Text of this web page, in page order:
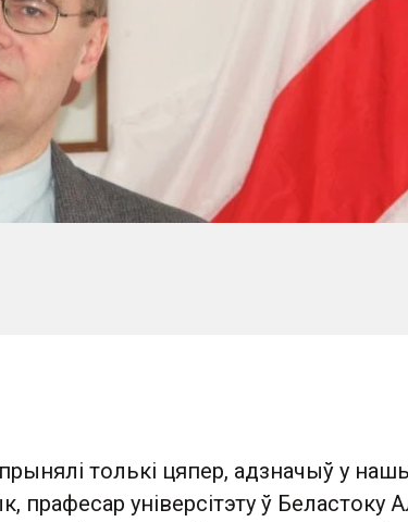
толькі цяпер, адзначыў у
прафесар універсітэту ў Беластоку